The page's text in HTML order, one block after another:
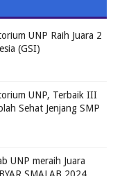
UNP Raih Juara 2
(GSI)
UNP, Terbaik III
Sehat Jenjang SMP
UNP meraih Juara